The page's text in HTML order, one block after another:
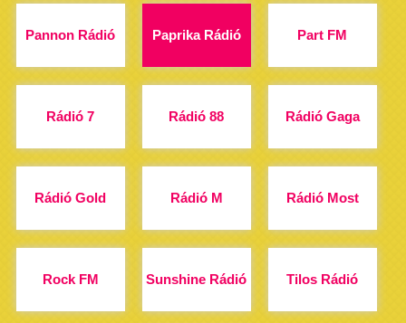
Pannon Rádió Paprika Rádió Part FM
Rádió 7 Rádió 88 Rádió Gaga
Rádió Gold Rádió M Rádió Most
Rock FM Sunshine Rádió Tilos Rádió